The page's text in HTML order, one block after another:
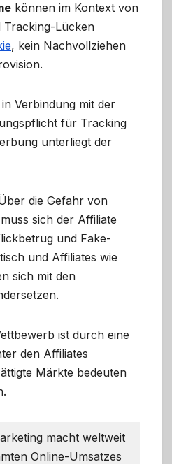
können im Kontext von
Tracking-Lücken
, kein Nachvollziehen
in Verbindung mit der
für Tracking
unterliegt der
die Gefahr von
sich der Affiliate
und Fake-
und Affiliates wie
sich mit den
ist durch eine
den Affiliates
Märkte bedeuten
macht weltweit
Online-Umsatzes